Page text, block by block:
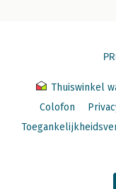
Thuiswinkel
Colofon